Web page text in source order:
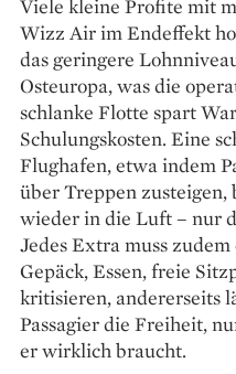
Viele kleine Profite mit
Wizz Air im Endeffekt
das geringere
Osteuropa, was die
schlanke Flotte spart
Schulungskosten. Eine
Flughafen, etwa indem
über Treppen zusteigen,
wieder in die Luft – nur
Jedes Extra muss
Gepäck, Essen, freie
kritisieren, andererseits
Passagier die Freiheit,
er wirklich braucht.